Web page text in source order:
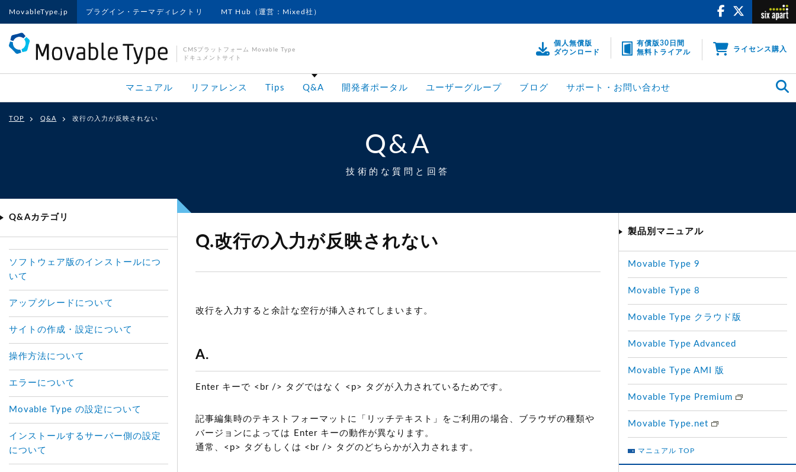
MovableType.jp プラグイン・テーマディレクトリ MT Hub（運営：Mixed社）
CMSプラットフォーム Movable Type
ドキュメントサイト
個人無償版
ダウンロード
有償版30日間
無料トライアル
ライセンス購入
マニュアル リファレンス Tips Q&A 開発者ポータル ユーザーグループ ブログ サポート・お問い合わせ
TOP Q&A 改行の入力が反映されない
Q&A
技術的な質問と回答
Q.改行の入力が反映されない
改行を入力すると余計な空行が挿入されてしまいます。
A.
Enter キーで <br /> タグではなく <p> タグが入力されているためです。
記事編集時のテキストフォーマットに「リッチテキスト」をご利用の場合、ブラウザの種類や
バージョンによっては Enter キーの動作が異なります。
通常、<p> タグもしくは <br /> タグのどちらかが入力されます。
Q&Aカテゴリ
ソフトウェア版のインストールにつ
いて
アップグレードについて
サイトの作成・設定について
操作方法について
エラーについて
Movable Type の設定について
インストールするサーバー側の設定
について
製品別マニュアル
Movable Type 9
Movable Type 8
Movable Type クラウド版
Movable Type Advanced
Movable Type AMI 版
Movable Type Premium
Movable Type.net
マニュアル TOP